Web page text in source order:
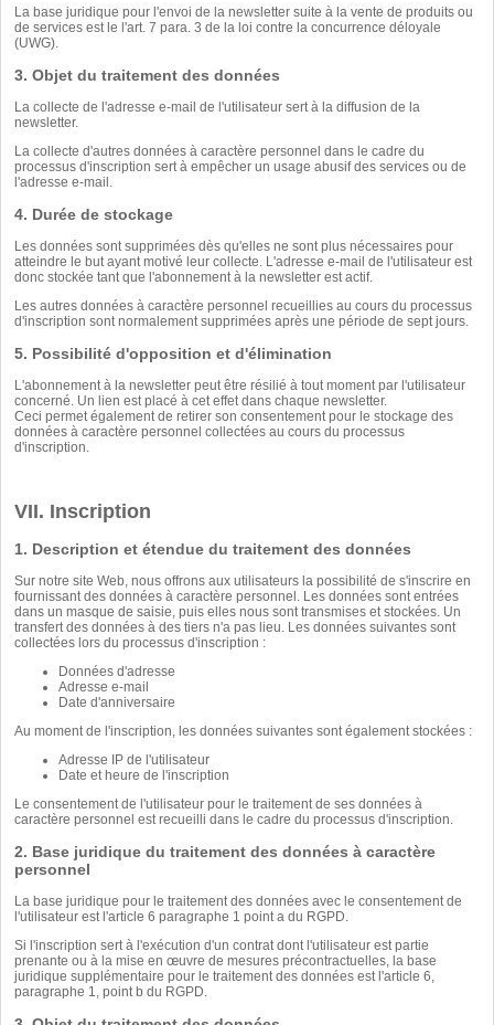
La base juridique pour l'envoi de la newsletter suite à la vente de produits ou
de services est le l'art. 7 para. 3 de la loi contre la concurrence déloyale
(UWG).
3. Objet du traitement des données
La collecte de l'adresse e-mail de l'utilisateur sert à la diffusion de la
newsletter.
La collecte d'autres données à caractère personnel dans le cadre du
processus d'inscription sert à empêcher un usage abusif des services ou de
l'adresse e-mail.
4. Durée de stockage
Les données sont supprimées dès qu'elles ne sont plus nécessaires pour
atteindre le but ayant motivé leur collecte. L'adresse e-mail de l'utilisateur est
donc stockée tant que l'abonnement à la newsletter est actif.
Les autres données à caractère personnel recueillies au cours du processus
d'inscription sont normalement supprimées après une période de sept jours.
5. Possibilité d'opposition et d'élimination
L'abonnement à la newsletter peut être résilié à tout moment par l'utilisateur
concerné. Un lien est placé à cet effet dans chaque newsletter.
Ceci permet également de retirer son consentement pour le stockage des
données à caractère personnel collectées au cours du processus
d'inscription.
VII. Inscription
1. Description et étendue du traitement des données
Sur notre site Web, nous offrons aux utilisateurs la possibilité de s'inscrire en
fournissant des données à caractère personnel. Les données sont entrées
dans un masque de saisie, puis elles nous sont transmises et stockées. Un
transfert des données à des tiers n'a pas lieu. Les données suivantes sont
collectées lors du processus d'inscription :
Données d'adresse
Adresse e-mail
Date d'anniversaire
Au moment de l'inscription, les données suivantes sont également stockées :
Adresse IP de l'utilisateur
Date et heure de l'inscription
Le consentement de l'utilisateur pour le traitement de ses données à
caractère personnel est recueilli dans le cadre du processus d'inscription.
2. Base juridique du traitement des données à caractère
personnel
La base juridique pour le traitement des données avec le consentement de
l'utilisateur est l'article 6 paragraphe 1 point a du RGPD.
Si l'inscription sert à l'exécution d'un contrat dont l'utilisateur est partie
prenante ou à la mise en œuvre de mesures précontractuelles, la base
juridique supplémentaire pour le traitement des données est l'article 6,
paragraphe 1, point b du RGPD.